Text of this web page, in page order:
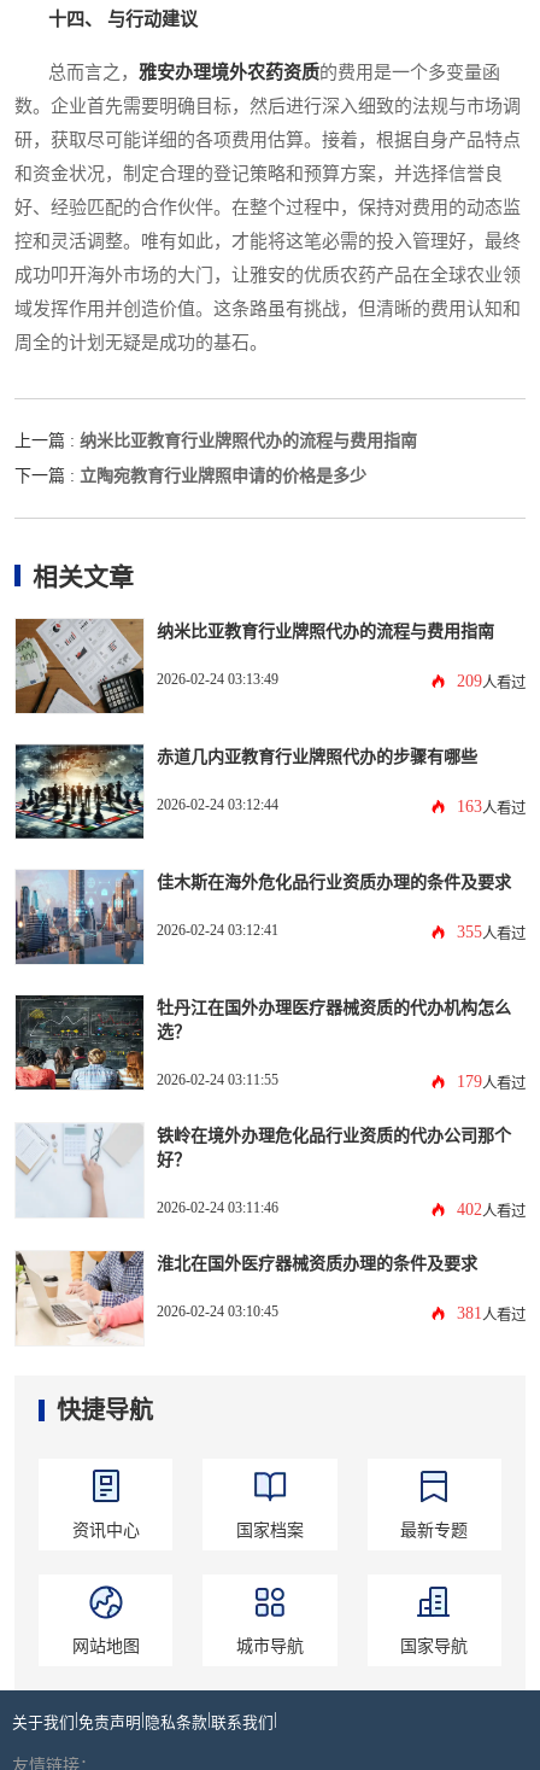
十四、 与行动建议
总而言之， 雅安办理境外农药资质的费用是一个多变量函
数。企业首先需要明确目标，然后进行深入细致的法规与市场调
研，获取尽可能详细的各项费用估算。接着，根据自身产品特点
和资金状况，制定合理的登记策略和预算方案，并选择信誉良
好、经验匹配的合作伙伴。在整个过程中，保持对费用的动态监
控和灵活调整。唯有如此，才能将这笔必需的投入管理好，最终
成功叩开海外市场的大门，让雅安的优质农药产品在全球农业领
域发挥作用并创造价值。这条路虽有挑战，但清晰的费用认知和
周全的计划无疑是成功的基石。
上一篇 : 纳米比亚教育行业牌照代办的流程与费用指南
下一篇 : 立陶宛教育行业牌照申请的价格是多少
相关文章
纳米比亚教育行业牌照代办的流程与费用指南
2026-02-24 03:13:49 209人看过
赤道几内亚教育行业牌照代办的步骤有哪些
2026-02-24 03:12:44 163人看过
佳木斯在海外危化品行业资质办理的条件及要求
2026-02-24 03:12:41 355人看过
牡丹江在国外办理医疗器械资质的代办机构怎么
选？
2026-02-24 03:11:55 179人看过
铁岭在境外办理危化品行业资质的代办公司那个
好？
2026-02-24 03:11:46 402 人看过
淮北在国外医疗器械资质办理的条件及要求
2026-02-24 03:10:45 381 人看过
快捷导航
资讯中心 国家档案 最新专题
网站地图 城市导航 国家导航
关于我们 |免责声明 | 隐私条款|联系我们 |
友情链接：